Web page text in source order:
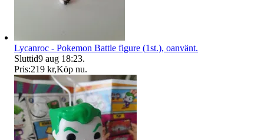
Lycanroc - Pokemon Battle figure (1st.), oanvänt.
Sluttid9 aug 18:23.
Pris:219 kr,Köp nu.